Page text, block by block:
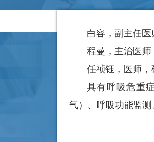
白容，副主任医
程曼，主治医师
任祯钰，医师，
具有呼吸危重
气）、呼吸功能监